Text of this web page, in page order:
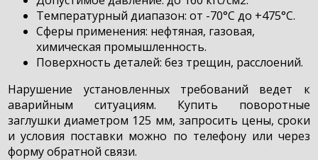
Температурный диапазон: от -70°С до +475°С.
Сферы применения: нефтяная, газовая,
химическая промышленность.
Поверхность деталей: без трещин, расслоений.
Нарушение установленных требований ведет к
аварийным ситуациям. Купить поворотные
заглушки диаметром 125 мм, запросить цены, сроки
и условия поставки можно по телефону или через
форму обратной связи.